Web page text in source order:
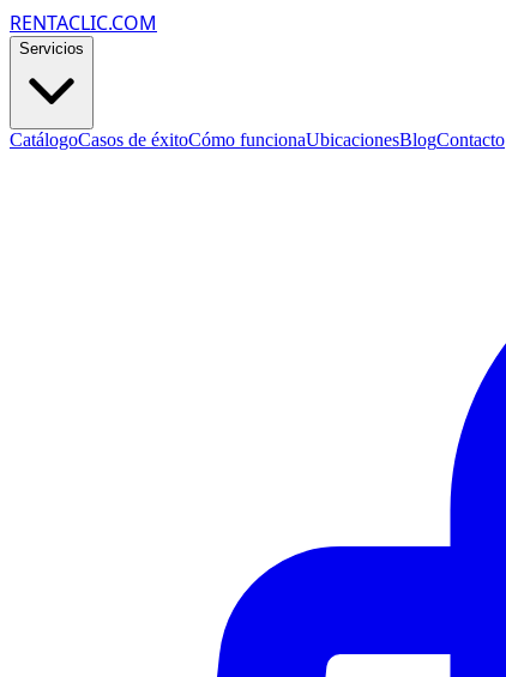
RENTACLIC.COM
Servicios
CatálogoCasos de éxitoCómo funcionaUbicacionesBlogContacto